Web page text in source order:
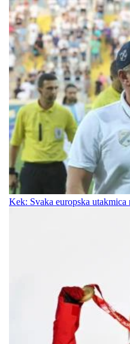
Kek: Svaka europska